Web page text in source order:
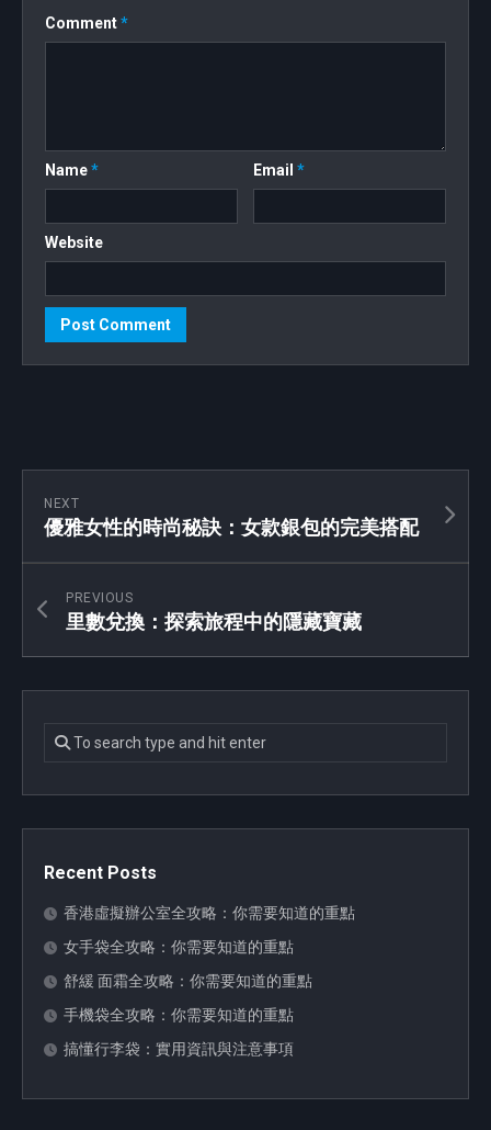
Comment*
Name* Email*
Website
NEXT
優雅女性的時尚秘訣：女款銀包的完美搭配
PREVIOUS
里數兌換：探索旅程中的隱藏寶藏
Recent Posts
香港虛擬辦公室全攻略：你需要知道的重點
女手袋全攻略：你需要知道的重點
舒緩 面霜全攻略：你需要知道的重點
手機袋全攻略：你需要知道的重點
搞懂行李袋：實用資訊與注意事項